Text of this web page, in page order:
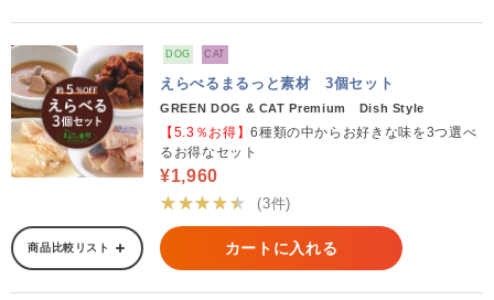
DOG CAT
えらべるまるっと素材 3個セット
GREEN DOG & CAT Premium Dish Style
【5.3％お得】6種類の中からお好きな味を3つ選べ
るお得なセット
¥1,960
★★★★★
(3件)
商品比較リスト カートに入れる